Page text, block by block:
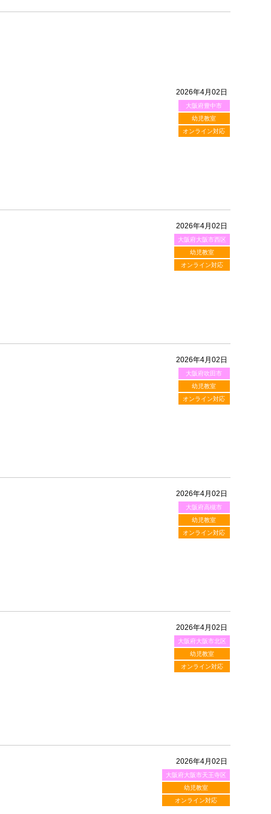
2026年4月02日
大阪府豊中市
幼児教室
オンライン対応
2026年4月02日
大阪府大阪市西区
幼児教室
オンライン対応
2026年4月02日
大阪府吹田市
幼児教室
オンライン対応
2026年4月02日
大阪府高槻市
幼児教室
オンライン対応
2026年4月02日
大阪府大阪市北区
幼児教室
オンライン対応
2026年4月02日
大阪府大阪市天王寺区
幼児教室
オンライン対応